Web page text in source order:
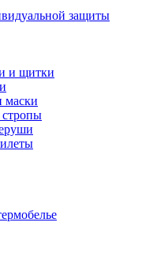
защиты
и щитки
маски